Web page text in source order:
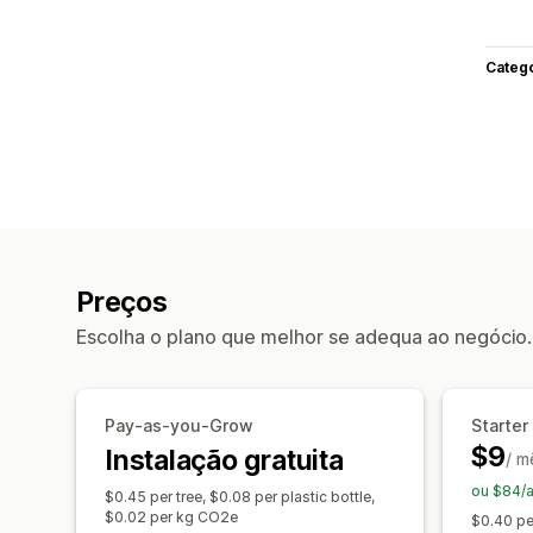
Preços
Escolha o plano que melhor se adequa ao negócio.
Pay-as-you-Grow
Instalação gratuita
$0.45 per tree, $0.08 per plastic bottle,
$0.02 per kg CO2e
Starter
$9/
ou $84/
$0.40